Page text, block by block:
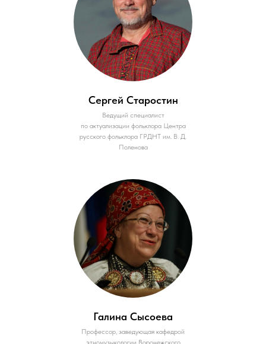
Сергей Старостин
Ведущий специалист
по актуализации фольклора Центра
русского фольклора ГРДНТ им. В. Д.
Поленова
Галина Сысоева
Профессор, заведующая кафедрой
этномузыкологии Воронежского